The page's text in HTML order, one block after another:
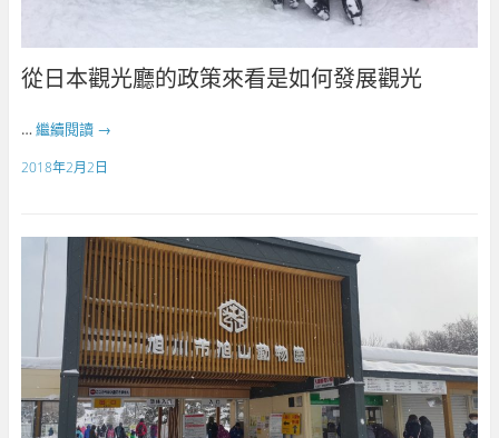
從日本觀光廳的政策來看是如何發展觀光
… 繼續閱讀 →
2018年2月2日